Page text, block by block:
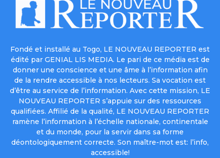
Fondé et installé au Togo, LE NOUVEAU REPORTER est
édité par GENIAL LIS MEDIA. Le pari de ce média est de
donner une conscience et une âme à l’information afin
de la rendre accessible à nos lecteurs. Sa vocation est
d’être au service de l’information. Avec cette mission, LE
NOUVEAU REPORTER s’appuie sur des ressources
qualifiées. Affilié de la qualité, LE NOUVEAU REPORTER
ramène l’information à l’échelle nationale, continentale
et du monde, pour la servir dans sa forme
déontologiquement correcte. Son maître-mot est: l’info,
accessible!